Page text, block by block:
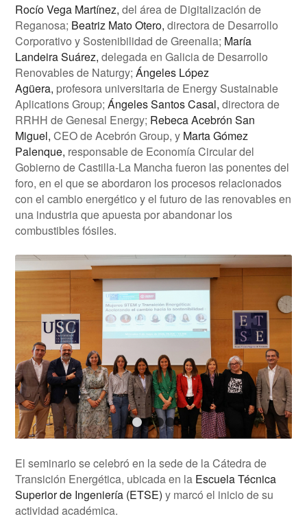
Rocío Vega Martínez, del área de Digitalización de
Reganosa; Beatriz Mato Otero, directora de Desarrollo
Corporativo y Sostenibilidad de Greenalia; María
Landeira Suárez, delegada en Galicia de Desarrollo
Renovables de Naturgy;Ángeles López
Agüera, profesora universitaria de Energy Sustainable
Aplications Group;Ángeles Santos Casal, directora de
RRHH de Genesal Energy; Rebeca Acebrón San
Miguel, CEO de Acebrón Group, y Marta Gómez
Palenque, responsable de Economía Circular del
Gobierno de Castilla-La Mancha fueron las ponentes del
foro, en el que se abordaron los procesos relacionados
con el cambio energético y el futuro de las renovables en
una industria que apuesta por abandonar los
combustibles fósiles.
1 2 3
El seminario se celebró en la sede de la Cátedra de
Transición Energética, ubicada en la Escuela Técnica
Superior de Ingeniería (ETSE) y marcó el inicio de su
actividad académica.